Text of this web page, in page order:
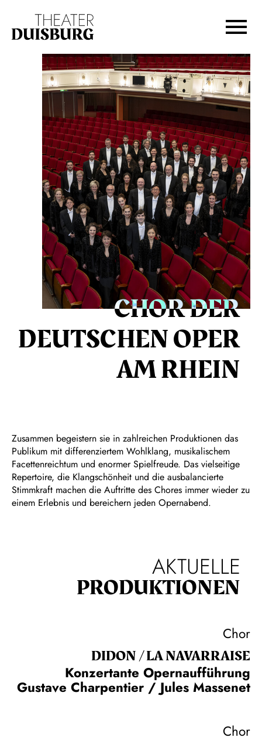
Zur Hauptnavigation springen
Zum Footer springen
CHOR DER
DEUTSCHEN OPER
AM RHEIN
Zusammen begeistern sie in zahlreichen Produktionen das
Publikum mit differenziertem Wohlklang, musikalischem
Facettenreichtum und enormer Spielfreude. Das vielseitige
Repertoire, die Klangschönheit und die ausbalancierte
Stimmkraft machen die Auftritte des Chores immer wieder zu
einem Erlebnis und bereichern jeden Opernabend.
AKTUELLE
PRODUKTIONEN
Chor
DIDON / LA NAVAR­RAISE
Konzertante Opernaufführung
Gustave Charpentier / Jules Massenet
Chor